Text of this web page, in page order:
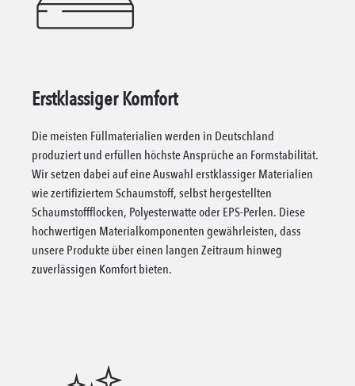
Erstklassiger Komfort
Die meisten Füllmaterialien werden in Deutschland
produziert und erfüllen höchste Ansprüche an Formstabilität.
Wir setzen dabei auf eine Auswahl erstklassiger Materialien
wie zertifiziertem Schaumstoff, selbst hergestellten
Schaumstoffflocken, Polyesterwatte oder EPS-Perlen. Diese
hochwertigen Materialkomponenten gewährleisten, dass
unsere Produkte über einen langen Zeitraum hinweg
zuverlässigen Komfort bieten.